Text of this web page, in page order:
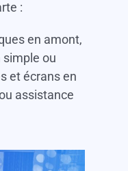
:
en amont,
ou
et écrans en
assistance